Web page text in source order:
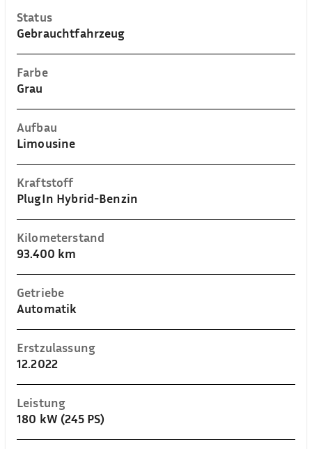
Status
Gebrauchtfahrzeug
Farbe
Grau
Aufbau
Limousine
Kraftstoff
PlugIn Hybrid-Benzin
Kilometerstand
93.400 km
Getriebe
Automatik
Erstzulassung
12.2022
Leistung
180 kW (245 PS)